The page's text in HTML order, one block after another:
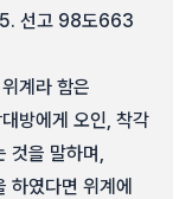
선고 98도663
계라 함은
방에게 오인, 착각
것을 말하며,
하였다면 위계에